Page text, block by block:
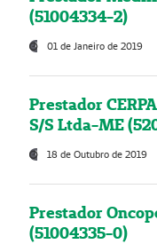
(51004334-2)
01 de Janeiro de 2019
Prestador
S/S Ltda-ME
18 de Outubro de 2019
Prestador
(51004335-0)